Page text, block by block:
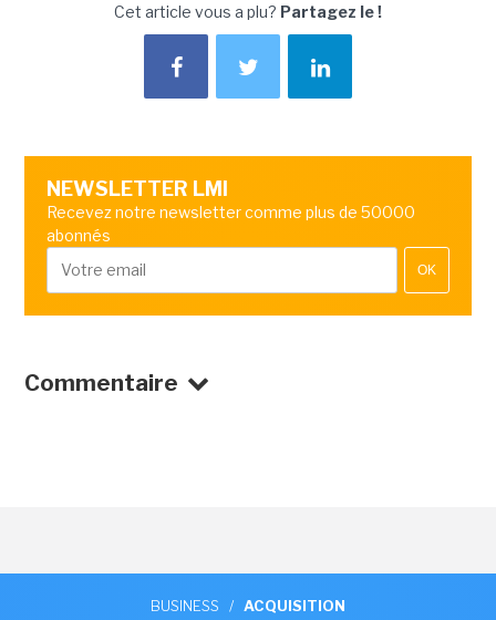
Cet article vous a plu? Partagez le !
NEWSLETTER LMI
Recevez notre newsletter comme plus de 50000
abonnés
OK
Commentaire
BUSINESS / ACQUISITION